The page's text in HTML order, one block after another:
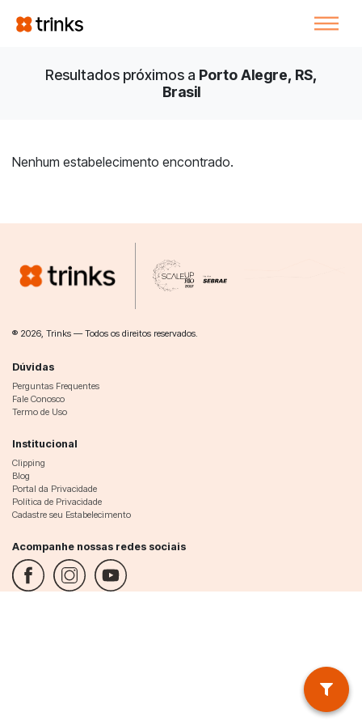
Resultados próximos a Porto Alegre, RS,
Brasil
Nenhum estabelecimento encontrado.
® 2026, Trinks — Todos os direitos reservados.
Dúvidas
Perguntas Frequentes
Fale Conosco
Termo de Uso
Institucional
Clipping
Blog
Portal da Privacidade
Política de Privacidade
Cadastre seu Estabelecimento
Acompanhe nossas redes sociais